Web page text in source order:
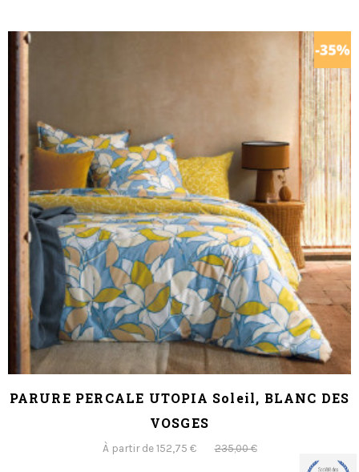
PARURE PERCALE UTOPIA Soleil, BLANC DES
VOSGES
À partir de 152,75 € 235,00 €